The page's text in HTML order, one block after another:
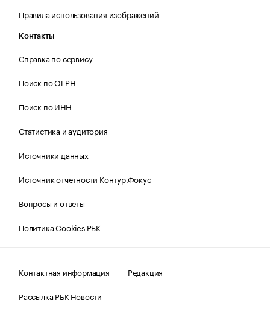
Правила использования изображений
Контакты
Справка по сервису
Поиск по ОГРН
Поиск по ИНН
Статистика и аудитория
Источники данных
Источник отчетности Контур.Фокус
Вопросы и ответы
Политика Cookies РБК
Контактная информация
Редакция
Рассылка РБК Новости